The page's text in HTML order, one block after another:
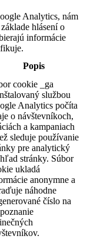
Analytics, nám
hlásení o
informácie
Popis
cookie _ga
službou
Analytics počíta
o návštevníkoch,
a kampaniach
sleduje používanie
pre analytický
stránky. Súbor
ukladá
anonymne a
náhodne
číslo na